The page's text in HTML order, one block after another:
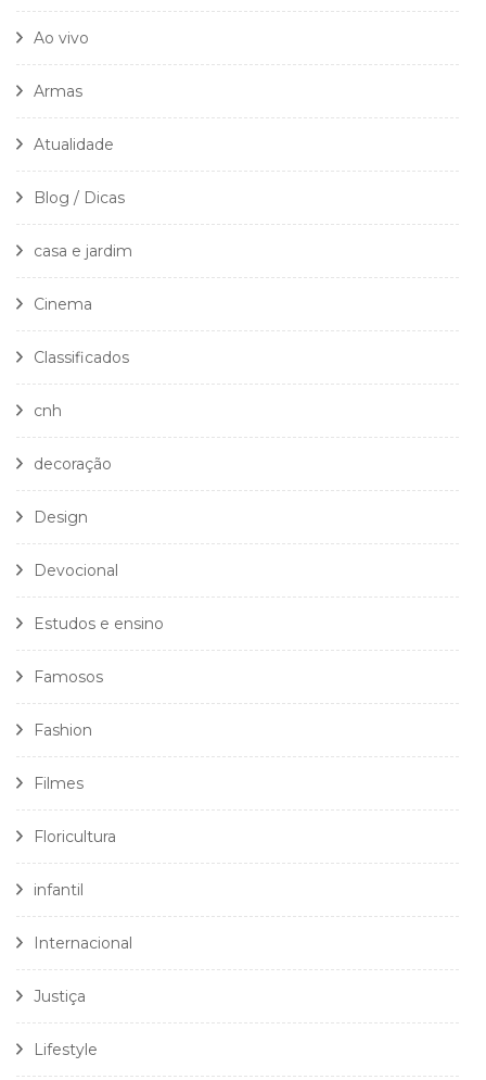
Ao vivo
Armas
Atualidade
Blog / Dicas
casa e jardim
Cinema
Classificados
cnh
decoração
Design
Devocional
Estudos e ensino
Famosos
Fashion
Filmes
Floricultura
infantil
Internacional
Justiça
Lifestyle